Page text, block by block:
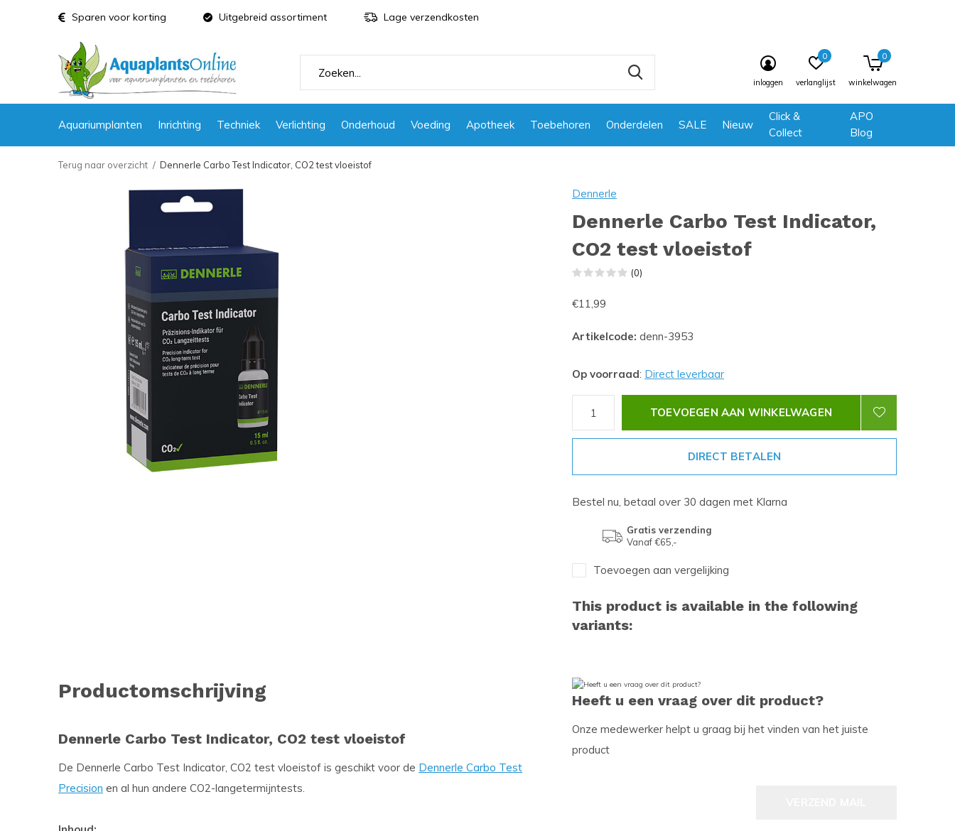
Aquariumplanten Inrichting Techniek Verlichting Onderhoud Voeding Apotheek Toebehoren Onderdelen SALE Nieuw
Click &
Collect
APO
Blog
inloggen verlanglijst
0
winkelwagen
0
Sparen voor korting Uitgebreid assortiment Lage verzendkosten
Terug naar overzicht Dennerle Carbo Test Indicator, CO2 test vloeistof
Dennerle
Dennerle Carbo Test Indicator,
CO2 test vloeistof
(0)
€11,99
Artikelcode: denn-3953
Op voorraad: Direct leverbaar
TOEVOEGEN AAN WINKELWAGEN
DIRECT BETALEN
Bestel nu, betaal over 30 dagen met Klarna
Gratis verzending
Vanaf €65,-
Toevoegen aan vergelijking
This product is available in the following
variants:
Productomschrijving
Dennerle Carbo Test Indicator, CO2 test vloeistof
De Dennerle Carbo Test Indicator, CO2 test vloeistof is geschikt voor de Dennerle Carbo Test
Precision en al hun andere CO2-langetermijntests.
Heeft u een vraag over dit product?
Onze medewerker helpt u graag bij het vinden van het juiste
product